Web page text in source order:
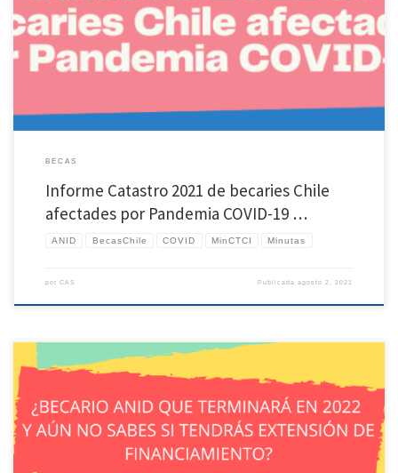
afectades por Pandemia COVID-19. Este catastro fue conducido por la Coordinadora
de Becaries Abandonades por Pandemia y la Comisión Becas ReCh hasta el 30 de
Junio de 2021 y presentado a la Dirección de Capital Humano de […]
BECAS
Informe Catastro 2021 de becaries Chile
afectades por Pandemia COVID-19 …
ANID BecasChile COVID MinCTCI Minutas
por CAS Publicadaagosto 2, 2021
En conjunto con el grupo de #BecariesAbandonades hemos actualizado el catastro
para poder recolectar los casos de Becarios/as Chile afectados por pandemia COVID-